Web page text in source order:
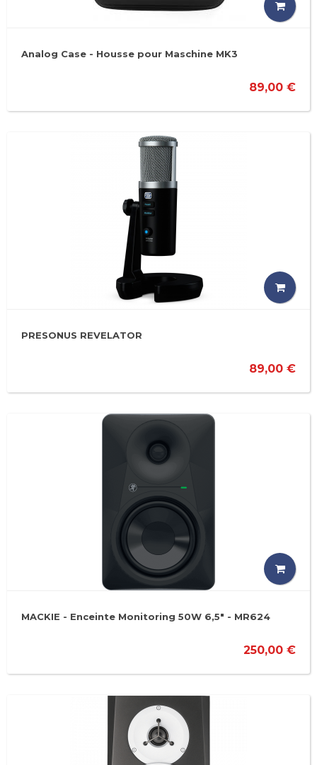
Analog Case - Housse pour Maschine MK3
89,00 €
PRESONUS REVELATOR
89,00 €
MACKIE - Enceinte Monitoring 50W 6,5" - MR624
250,00 €